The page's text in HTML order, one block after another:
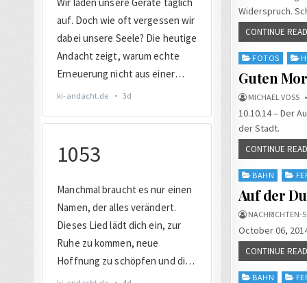
Widerspruch.
CONTINUE
Posted
in
FOTOS
Guten
MICHAEL VOSS
10.10.14 – Der
der Stadt.
CONTINUE
Posted
in
BAHN
Auf der
NACHRICHTEN-
October 06,
CONTINUE
Posted
BAHN